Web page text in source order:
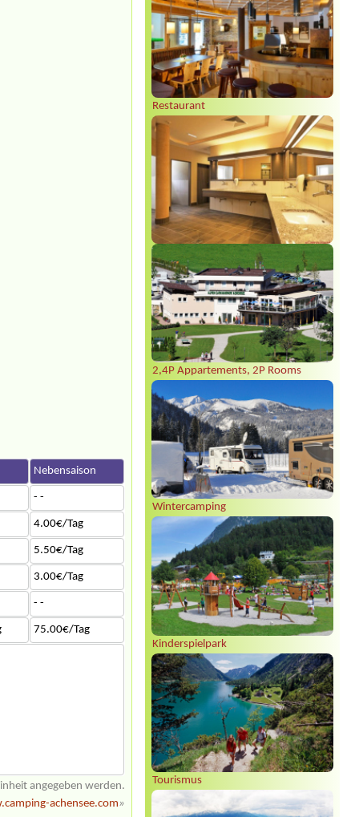
Restaurant
2,4P Appartements, 2P Rooms
Wintercamping
Kinderspielpark
Tourismus
Nebensaison
- -
4.00€/Tag
5.50€/Tag
3.00€/Tag
- -
75.00€/Tag
angegeben werden.
achensee.com»